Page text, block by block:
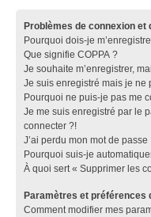
Problèmes de connexion et
Pourquoi dois-je
Que signifie COPPA ?
Je souhaite m’enregistrer,
Je suis enregistré mais je ne
Pourquoi ne puis-je pas me
Je me suis enregistré par le
connecter ?!
J’ai perdu mon mot de passe
Pourquoi suis-je
À quoi sert « Supprimer les
Paramètres et préférences
Comment modifier mes